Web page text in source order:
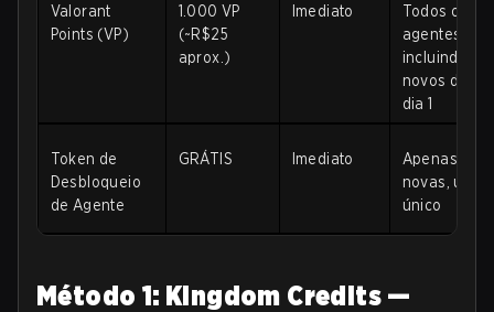
Valorant
Points (VP)
1.000 VP
(~R$25
aprox.)
Imediato
Todos os
agentes,
incluindo
novos
dia 1
Token de
Desbloqueio
de Agente
GRÁTIS Imediato
Apenas
novas, uso
único
Método 1: Kingdom Credits —